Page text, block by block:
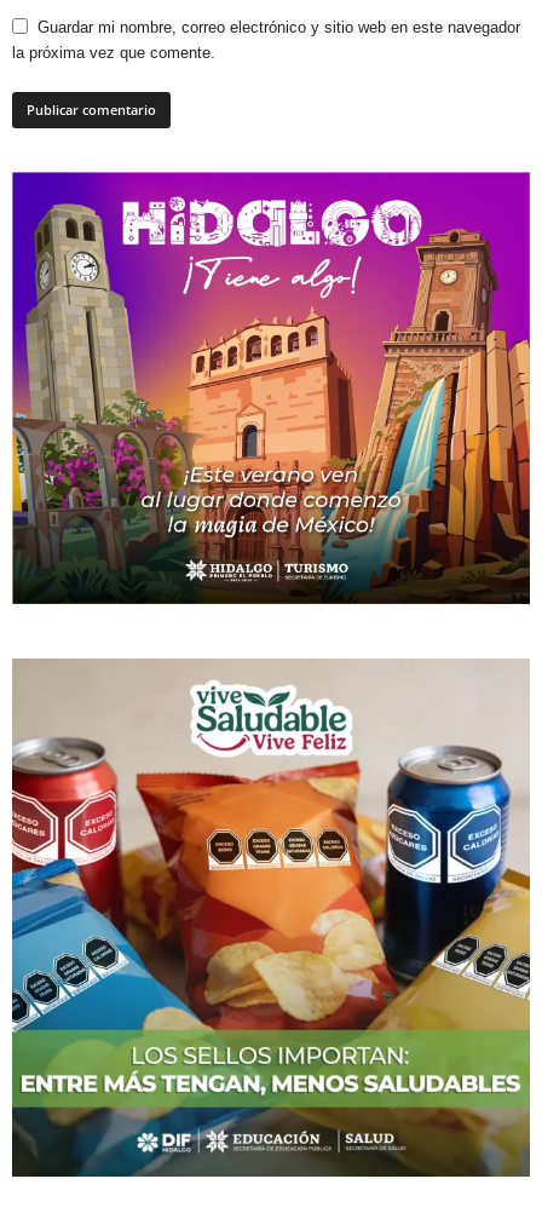
Guardar mi nombre, correo electrónico y sitio web en este navegador
la próxima vez que comente.